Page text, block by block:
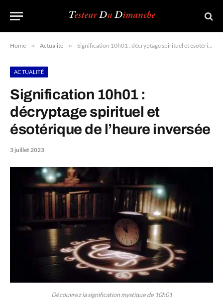
Home » Actualité » Signification 10h01 : décryptage spirituel et ésotérique de l’heure inversée
ACTUALITÉ
Signification 10h01 :
décryptage spirituel et
ésotérique de l’heure inversée
3 juillet 2023
Découvrez la signification mystique de 10h01